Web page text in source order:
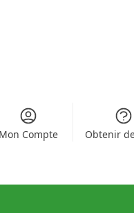
Mon Compte Obtenir